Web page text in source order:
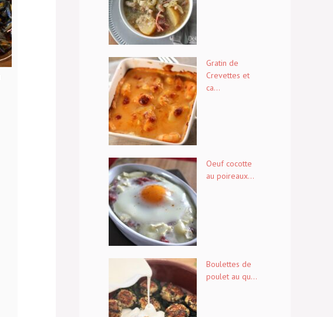
Gratin de
Crevettes et
ca...
Oeuf cocotte
au poireaux...
Boulettes de
poulet au qu...